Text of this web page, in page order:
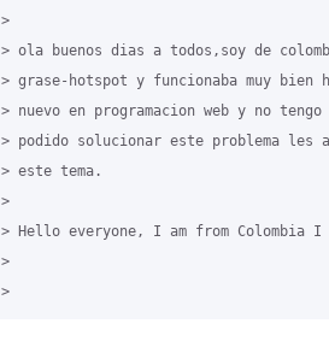
>
> ola buenos dias a todos,soy de
> grase-hotspot y funcionaba muy bien
> nuevo en programacion web y no
> podido solucionar este problema les
> este tema.
>
> Hello everyone, I am from
>